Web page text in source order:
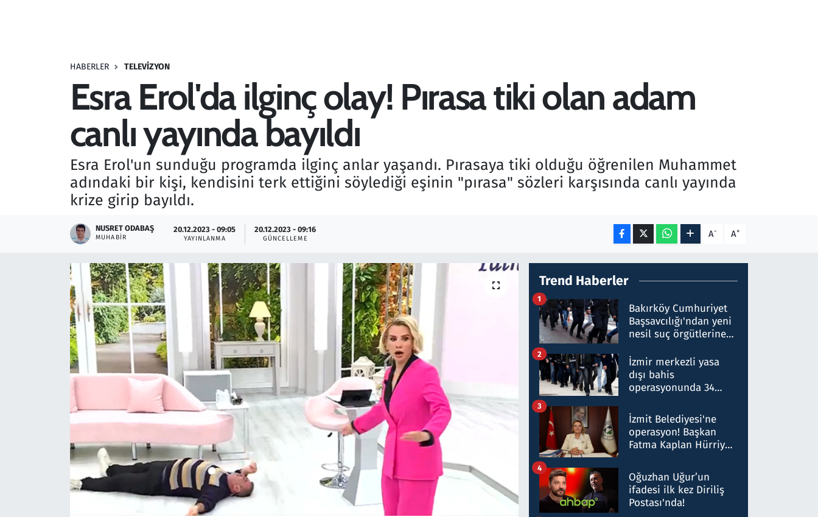
HABERLER TELEVIZYON
Esra Erol'da ilginç olay! Pırasa tiki olan adam
canlı yayında bayıldı
Esra Erol'un sunduğu programda ilginç anlar yaşandı. Pırasaya tiki olduğu öğrenilen Muhammet
adındaki bir kişi, kendisini terk ettiğini söylediği eşinin "pırasa" sözleri karşısında canlı yayında
krize girip bayıldı.
NUSRET ODABAŞ
MUHABIR
20.12.2023 - 09:05
YAYINLANMA
20.12.2023 - 09:16
GÜNCELLEME A- A+
Trend Haberler
Bakırköy Cumhuriyet
Başsavcılığı'ndan yeni
nesil suç örgütlerine
hakkında gözaltı kararı
1
İzmir merkezli yasa
dışı bahis
operasyonunda 34
Milyar liralık para
trafiği tespit edildi
2
İzmit Belediyesi'ne
operasyon! Başkan
Fatma Kaplan Hürriyet
3
Oğuzhan Uğur’un
ifadesi ilk kez Diriliş
Postası'nda!
4
Televizyon